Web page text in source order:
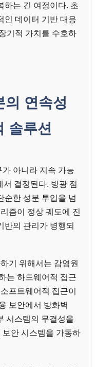
하는 긴 여정이다. 초
인 데이터 기반 대응
기적 가치를 수호하
의 연속성
솔루션
아니라 지속 가능
결정된다. 방광 점
순한 성분 투입을 넘
즘이 정상 궤도에 진
반의 관리가 병행되
기 위해서는 감염원
는 하드웨어적 접근
프트웨어적 접근이
보안에서 방화벽
시스템의 무결성을
안 시스템을 가동하